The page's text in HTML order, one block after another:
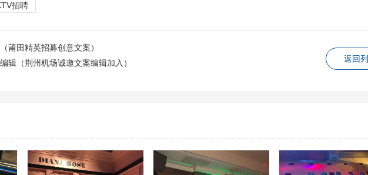
招聘
返回
莆田精英招募创意文案）
辑（荆州机场诚邀文案编辑加入）